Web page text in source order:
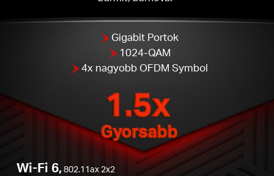
1.5x
Gyorsabb
Wi-Fi 6, 802.11ax 2x2
Gigabit Portok
1024-QAM
4x nagyobb OFDM Symbol